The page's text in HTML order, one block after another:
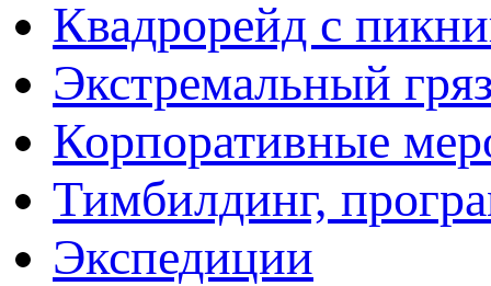
Квадрорейд с
Экстремальный
Корпоративные
Тимбилдинг,
Экспедиции